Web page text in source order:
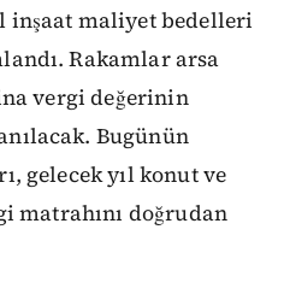
inşaat maliyet bedelleri
Rakamlar arsa
vergi değerinin
Bugünün
gelecek yıl konut ve
matrahını doğrudan